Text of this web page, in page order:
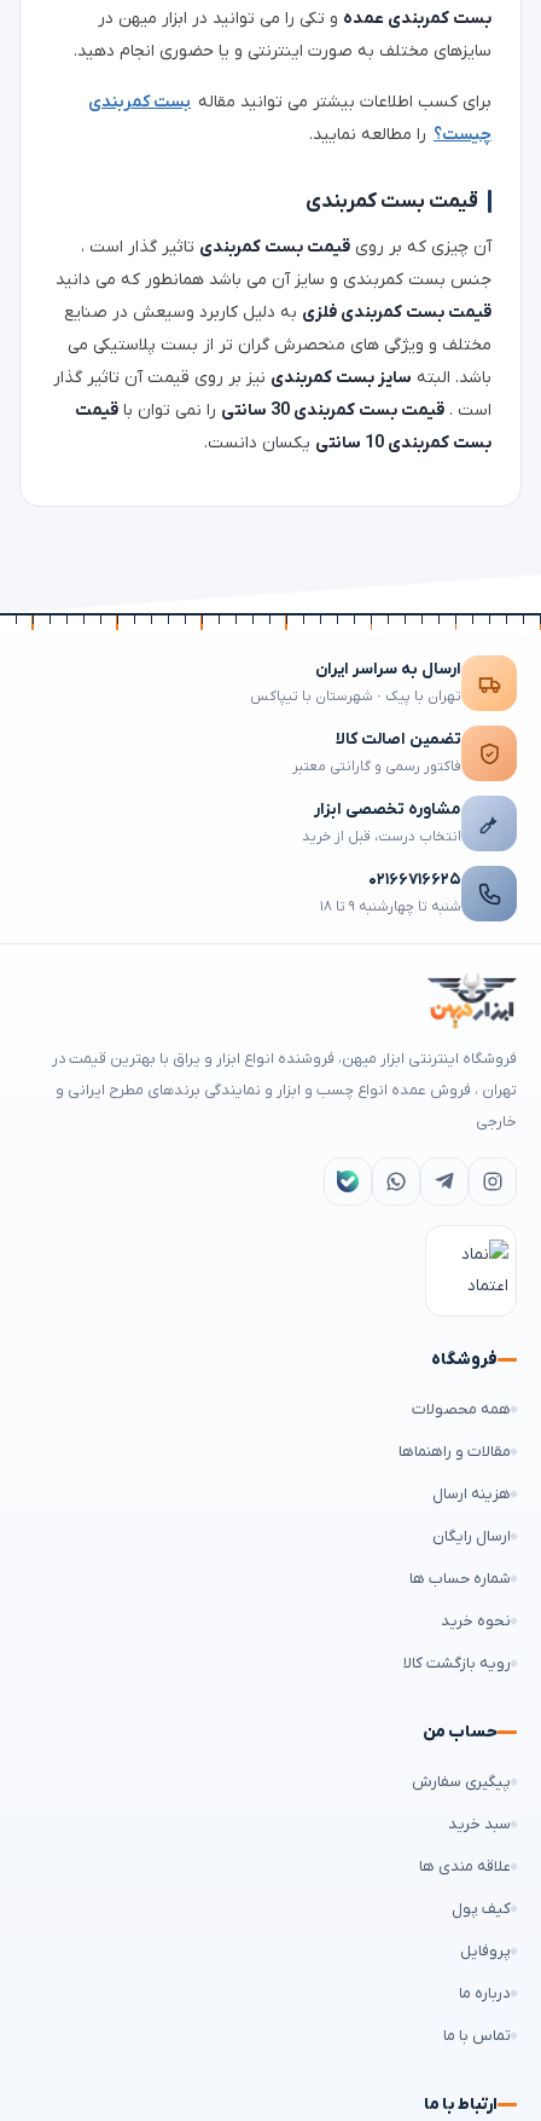
بست کمربندی عمده و تکی را می توانید در ابزار میهن در
سایزهای مختلف به صورت اینترنتی و یا حضوری انجام دهید.
برای کسب اطلاعات بیشتر می توانید مقاله بست کمربندی
چیست؟ را مطالعه نمایید.
قیمت بست کمربندی
آن چیزی که بر روی قیمت بست کمربندی تاثیر گذار است ،
جنس بست کمربندی و سایز آن می باشد همانطور که می دانید
قیمت بست کمربندی فلزی به دلیل کاربرد وسیعش در صنایع
مختلف و ویژگی های منحصرش گران تر از بست پلاستیکی می
باشد. البته سایز بست کمربندی نیز بر روی قیمت آن تاثیر گذار
است . قیمت بست کمربندی 30 سانتی را نمی توان با قیمت
بست کمربندی 10 سانتی
یکسان دانست.
ارسال به سراسر ایران
تهران با پیک · شهرستان با تیپاکس
تضمین اصالت کالا
فاکتور رسمی و گارانتی معتبر
مشاوره تخصصی ابزار
انتخاب درست، قبل از خرید
۰۲۱۶۶۷۱۶۶۲۵
شنبه تا چهارشنبه ۹ تا ۱۸
فروشگاه اینترنتی ابزار میهن، فروشنده انواع ابزار و یراق با بهترین قیمت در
تهران ، فروش عمده انواع چسب و ابزار و نمایندگی برندهای مطرح ایرانی و
خارجی
فروشگاه
همه محصولات
مقالات و راهنماها
هزینه ارسال
ارسال رایگان
شماره حساب ها
نحوه خرید
رویه بازگشت کالا
حساب من
پیگیری سفارش
سبد خرید
علاقه مندی ها
کیف پول
پروفایل
درباره ما
تماس با ما
ارتباط با ما